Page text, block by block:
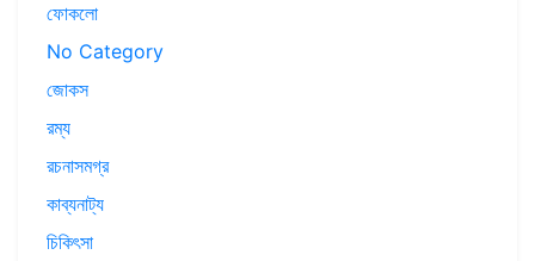
ফোকলো
No Category
জোকস
রম্য
রচনাসমগ্র
কাব্যনাট্য
চিকিৎসা